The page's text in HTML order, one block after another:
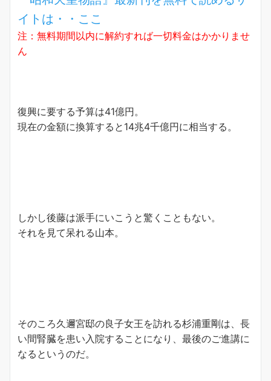
イトは・・ここ
注：無料期間以内に解約すれば一切料金はかかりませ
ん
復興に要する予算は41億円。
現在の金額に換算すると14兆4千億円に相当する。
しかし後藤は派手にいこうと驚くこともない。
それを見て呆れる山本。
そのころ久邇宮邸の良子女王を訪れる杉浦重剛は、長
い間腎臓を患い入院することになり、最後のご進講に
なるというのだ。